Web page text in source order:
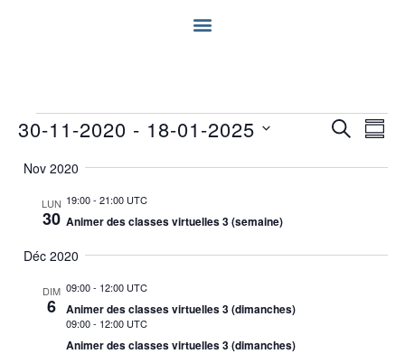
ET
30-11-2020 - 18-01-2025
la
date
Nov 2020
LUN
30
19:00- 21:00 UTC
Animer des classes virtuelles 3 (semaine)
Déc 2020
DIM
6
09:00- 12:00 UTC
Animer des classes virtuelles 3 (dimanches)
09:00- 12:00 UTC
Animer des classes virtuelles 3 (dimanches)